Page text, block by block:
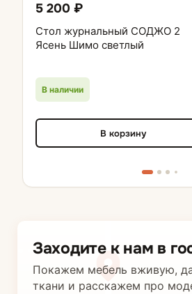
5 200 ₽
Стол журнальный СОДЖО 2
Ясень Шимо светлый
В наличии
В корзину
Заходите к нам в
Покажем мебель вживую,
ткани и расскажем про